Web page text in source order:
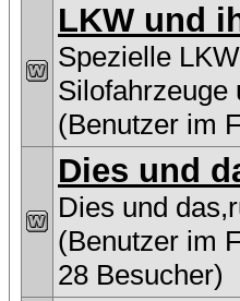
LKW und
Spezielle
Silofahrzeuge
(Benutzer im
Dies und
Dies und
(Benutzer im
28 Besucher)